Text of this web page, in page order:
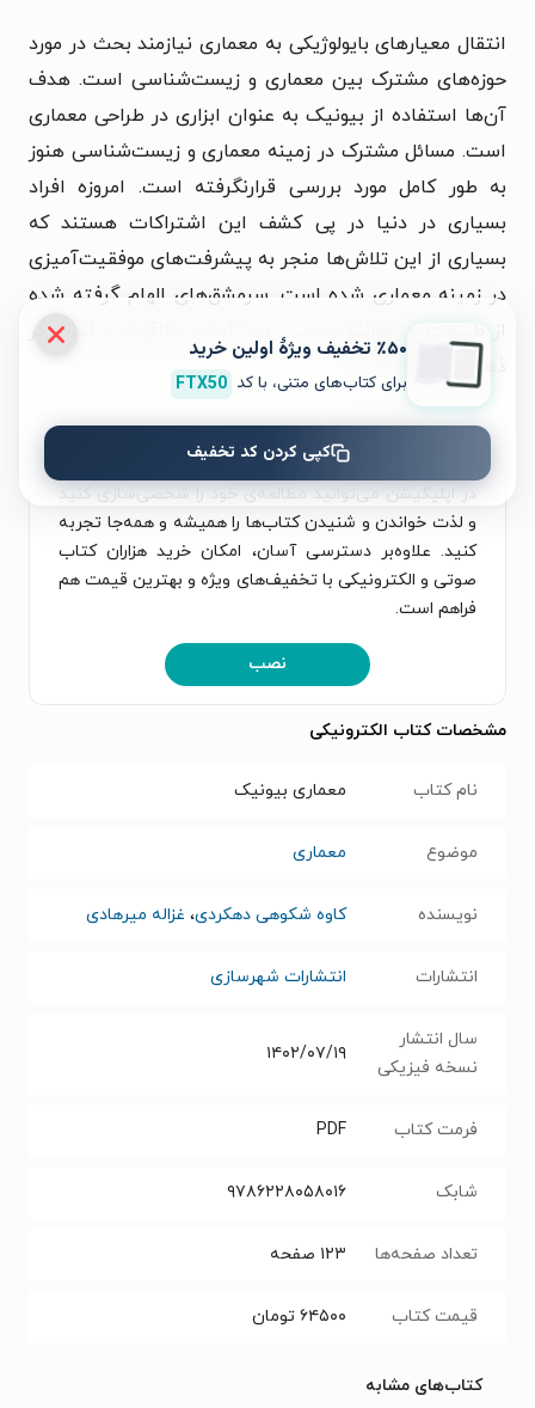
انتقال معیار‌های بایولوژیکی به معماری نیازمند بحث در مورد
حوزه‌های مشترک بین معماری و زیست‌شناسی است. هدف
آن‌ها استفاده از بیونیک به عنوان ابزاری در طراحی معماری
است. مسائل مشترک در زمینه معماری و زیست‌شناسی هنوز
به طور کامل مورد بررسی قرار‌نگرفته است. امروزه افراد
بسیاری در دنیا در پی کشف این اشتراکات هستند که
بسیاری از این تلاش‌ها منجر به پیشرفت‌های موفقیت‌آمیزی
در زمینه معماری شده است. سرمشق‌های الهام گرفته شده
از طبیعت می‌توانند موجب پدید آمدن خلاقیت و ابداع در
ذهن معمار شوند.»
خواندن آن، اپلیکیشن طاقچه را به‌صورت رایگان نصب کنید.
در اپلیکیشن می‌توانید مطالعه‌ی خود را شخصی‌سازی کنید
و لذت خواندن و شنیدن کتاب‌ها را همیشه و همه‌جا تجربه
کنید. علاوه‌بر دسترسی آسان، امکان خرید هزاران کتاب
صوتی و الکترونیکی با تخفیف‌های ویژه و بهترین قیمت هم
فراهم است.
نصب
مشخصات کتاب الکترونیکی
نام کتاب معماری بیونیک
موضوع معماری
نویسنده کاوه شکوهی دهکردی، غزاله میرهادی
انتشارات انتشارات شهرسازی
سال انتشار
نسخه فیزیکی
۱۴۰۲/۰۷/۱۹
فرمت کتاب PDF
شابک ۹۷۸۶۲۲۸۰۵۸۰۱۶
تعداد صفحه‌ها ۱۲۳ صفحه
قیمت کتاب ۶۴۵۰۰ تومان
کتاب‌های مشابه
٪۵۰ تخفیف ویژۀ اولین خرید
برای کتاب‌های متنی، با کد FTX50
کپی کردن کد تخفیف